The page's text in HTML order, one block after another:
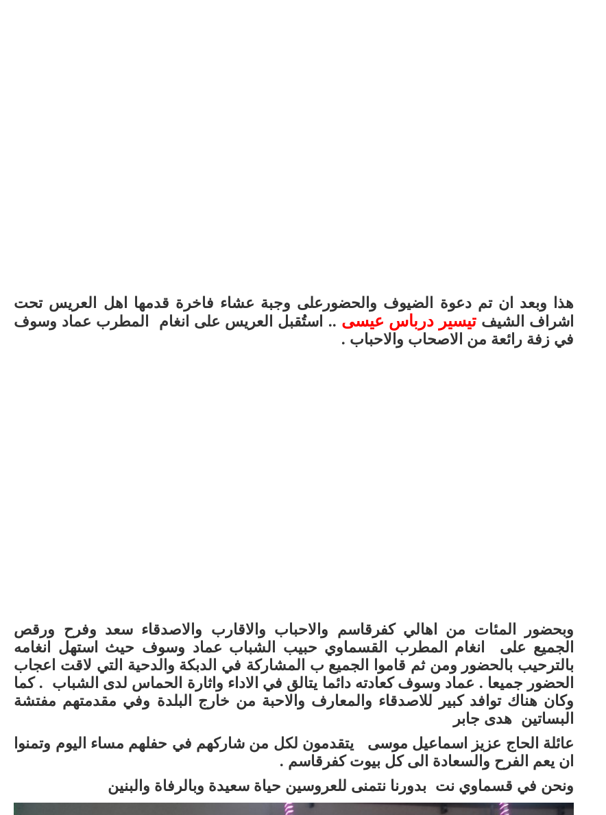
هذا وبعد ان تم دعوة الضيوف والحضورعلى وجبة عشاء فاخرة قدمها اهل العريس تحت
اشراف الشيف تيسير درباس عيسى .. استُقبل العريس على انغام المطرب عماد وسوف
في زفة رائعة من الاصحاب والاحباب .
وبحضور المئات من اهالي كفرقاسم والاحباب والاقارب والاصدقاء سعد وفرح ورقص
الجميع على انغام المطرب القسماوي حبيب الشباب عماد وسوف حيث استهل انغامه
بالترحيب بالحضور ومن ثم قاموا الجميع ب المشاركة في الدبكة والدحية التي لاقت اعجاب
الحضور جميعا . عماد وسوف كعادته دائما يتالق في الاداء واثارة الحماس لدى الشباب . كما
وكان هناك توافد كبير للاصدقاء والمعارف والاحبة من خارج البلدة وفي مقدمتهم مفتشة
البساتين هدى جابر
عائلة الحاج عزيز اسماعيل موسى يتقدمون لكل من شاركهم في حفلهم مساء اليوم وتمنوا
ان يعم الفرح والسعادة الى كل بيوت كفرقاسم .
ونحن في قسماوي نت بدورنا نتمنى للعروسين حياة سعيدة وبالرفاة والبنين